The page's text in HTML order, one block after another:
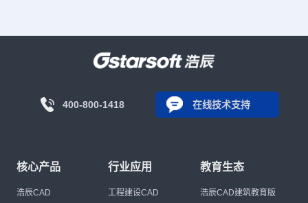
400-800-1418 在线技术支持
核心产品
浩辰CAD
行业应用
工程建设CAD
教育生态
浩辰CAD建筑教育版